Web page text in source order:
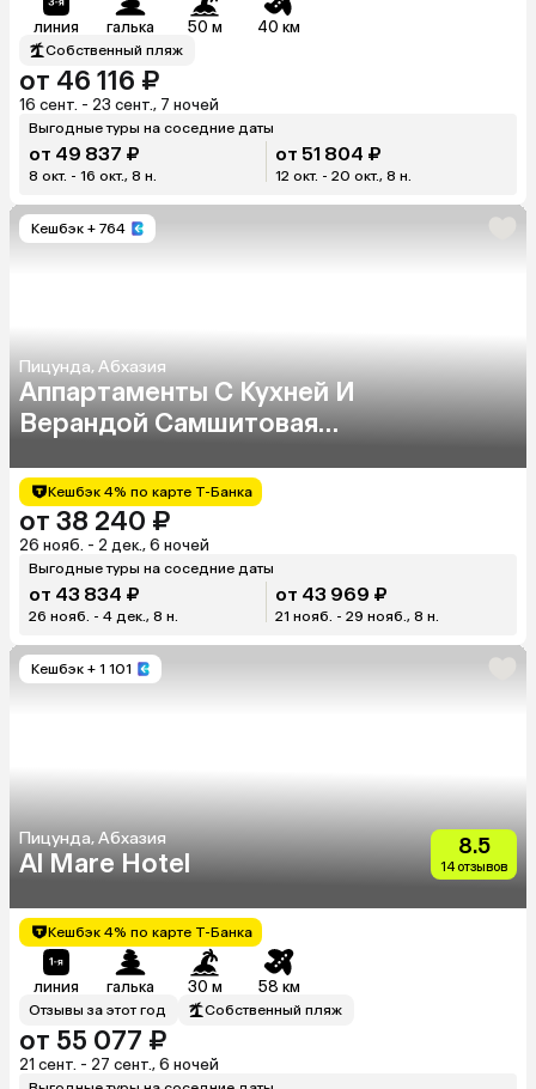
линия галька 50 м 40 км
Собственный пляж
от 46 116 ₽
16 сент. - 23 сент., 7 ночей
Выгодные туры на соседние даты
от 49 837 ₽
8 окт. - 16 окт., 8 н.
от 51 804 ₽
12 окт. - 20 окт., 8 н.
Кешбэк + 764
Пицунда, Абхазия
Аппартаменты С Кухней И
Верандой Самшитовая
Кешбэк 4% по карте Т-Банка
от 38 240 ₽
26 нояб. - 2 дек., 6 ночей
Выгодные туры на соседние даты
от 43 834 ₽
26 нояб. - 4 дек., 8 н.
от 43 969 ₽
21 нояб. - 29 нояб., 8 н.
Кешбэк + 1 101
Пицунда, Абхазия
Al Mare Hotel
8.5
14 отзывов
Кешбэк 4% по карте Т-Банка
линия галька 30 м 58 км
Отзывы за этот год Собственный пляж
от 55 077 ₽
21 сент. - 27 сент., 6 ночей